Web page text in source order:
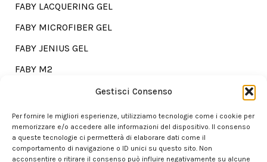
Gestisci Consenso
Per fornire le migliori esperienze, utilizziamo tecnologie come i cookie per
memorizzare e/o accedere alle informazioni del dispositivo. Il consenso
a queste tecnologie ci permetterà di elaborare dati come il
comportamento di navigazione o ID unici su questo sito. Non
acconsentire o ritirare il consenso può influire negativamente su alcune
FABY LACQUERING GEL
FABY MICROFIBER GEL
FABY JENIUS GEL
FABY M2